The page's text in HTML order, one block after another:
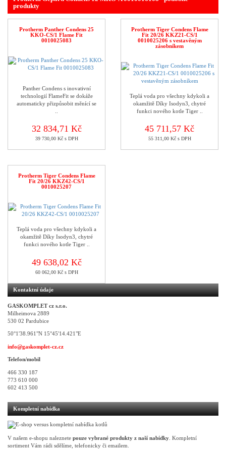
produkty
Protherm Panther Condens 25
KKO-CS/1 Flame Fit
0010025083
Panther Condens s inovativní
technologií FlameFit se dokáže
automaticky přizpůsobit měnící se
32 834,71 Kč
39 730,00 Kč s DPH
Protherm Tiger Condens Flame
Fit 20/26 KKZ21-CS/1
0010025206 s vestavěným
zásobníkem
Teplá voda pro všechny kdykoli a
okamžitě Díky Isodyn3, chytré
funkci nového kotle Tiger ..
45 711,57 Kč
55 311,00 Kč s DPH
Protherm Tiger Condens Flame
Fit 20/26 KKZ42-CS/1
0010025207
Teplá voda pro všechny kdykoli a
okamžitě Díky Isodyn3, chytré
funkci nového kotle Tiger ..
49 638,02 Kč
60 062,00 Kč s DPH
Kontaktní údaje
GASKOMPLET cz s.r.o.
Milheimova 2889
530 02 Pardubice
50°1'38.961"N 15°45'14.421"E
info@gaskomplet-cz.cz
Telefon/mobil
466 330 187
773 610 000
602 413 500
Kompletní nabídka
V našem e-shopu naleznete pouze vybrané produkty z naší nabídky . Kompletní
sortiment Vám rádi sdělíme, telefonicky či emailem.